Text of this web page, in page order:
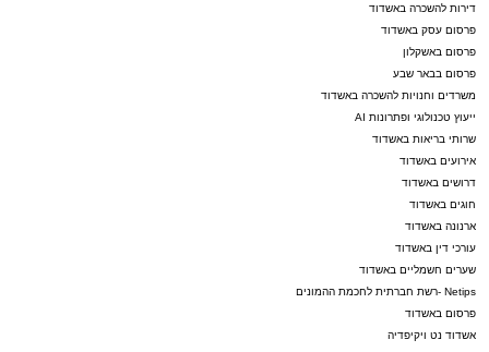
דירות להשכרה באשדוד
פרסום עסק באשדוד
פרסום באשקלון
פרסום בבאר שבע
משרדים וחנויות להשכרה באשדוד
ייעוץ טכנולוגי ופתרונות AI
שרותי בריאות באשדוד
אירועים באשדוד
דרושים באשדוד
חוגים באשדוד
ארנונה באשדוד
עורכי דין באשדוד
שערים חשמליים באשדוד
Netips -רשת חברתית לחכמת ההמונים
פרסום באשדוד
אשדוד נט ויקיפדיה